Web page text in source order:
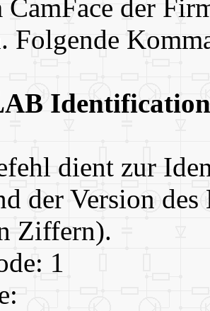
CamFace der
Folgende
dient zur
der Version des
Ziffern).
1